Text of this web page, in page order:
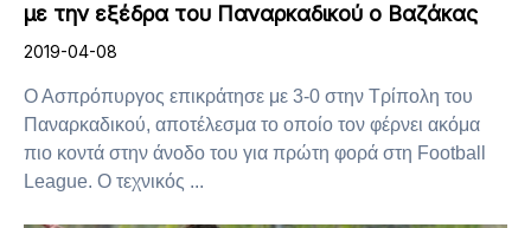
με την εξέδρα του Παναρκαδικού ο Βαζάκας
2019-04-08
Ο Ασπρόπυργος επικράτησε με 3-0 στην Τρίπολη του
Παναρκαδικού, αποτέλεσμα το οποίο τον φέρνει ακόμα
πιο κοντά στην άνοδο του για πρώτη φορά στη Football
League. Ο τεχνικός ...